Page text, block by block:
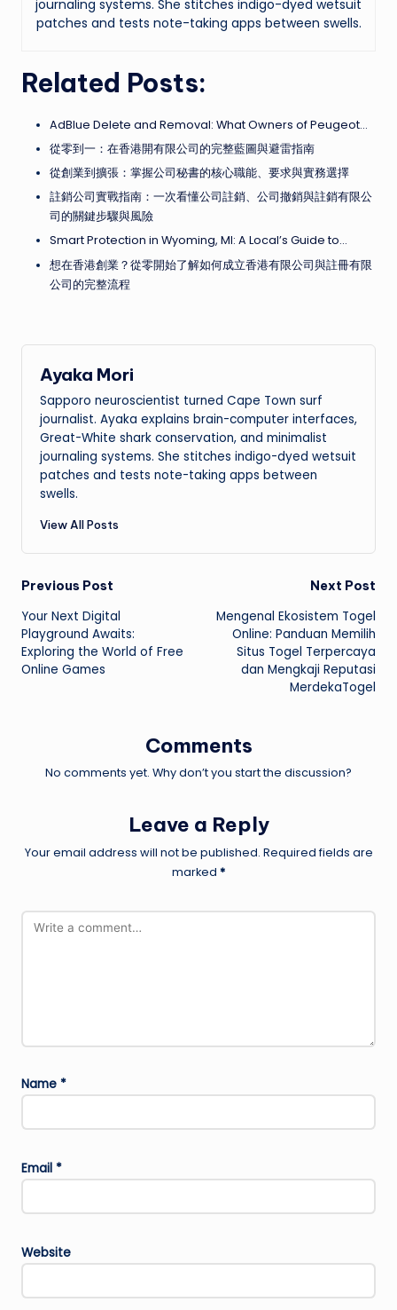
journaling systems. She stitches indigo-dyed wetsuit
patches and tests note-taking apps between swells.
Related Posts:
AdBlue Delete and Removal: What Owners of Peugeot…
從零到一：在香港開有限公司的完整藍圖與避雷指南
從創業到擴張：掌握公司秘書的核心職能、要求與實務選擇
註銷公司實戰指南：一次看懂公司註銷、公司撤銷與註銷有限公
司的關鍵步驟與風險
Smart Protection in Wyoming, MI: A Local’s Guide to…
想在香港創業？從零開始了解如何成立香港有限公司與註冊有限
公司的完整流程
Ayaka Mori
Sapporo neuroscientist turned Cape Town surf
journalist. Ayaka explains brain-computer interfaces,
Great-White shark conservation, and minimalist
journaling systems. She stitches indigo-dyed wetsuit
patches and tests note-taking apps between
swells.
View All Posts
Post
navigation
Previous Post
Your Next Digital
Playground Awaits:
Exploring the World of Free
Online Games
Next Post
Mengenal Ekosistem Togel
Online: Panduan Memilih
Situs Togel Terpercaya
dan Mengkaji Reputasi
MerdekaTogel
Comments
No comments yet. Why don’t you start the discussion?
Leave a Reply
Your email address will not be published. Required fields are
marked *
Name *
Email *
Website